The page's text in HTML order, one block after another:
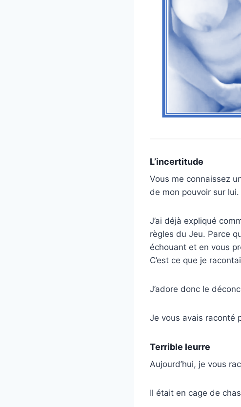
L’incertitude
Vous me connaissez
de mon pouvoir sur lui.
J’ai déjà expliqué
règles du Jeu. Parce
échouant et en vous
C’est ce que je
J’adore donc le
Je vous avais raconté
Terrible leurre
Aujourd’hui, je vous
Il était en cage de